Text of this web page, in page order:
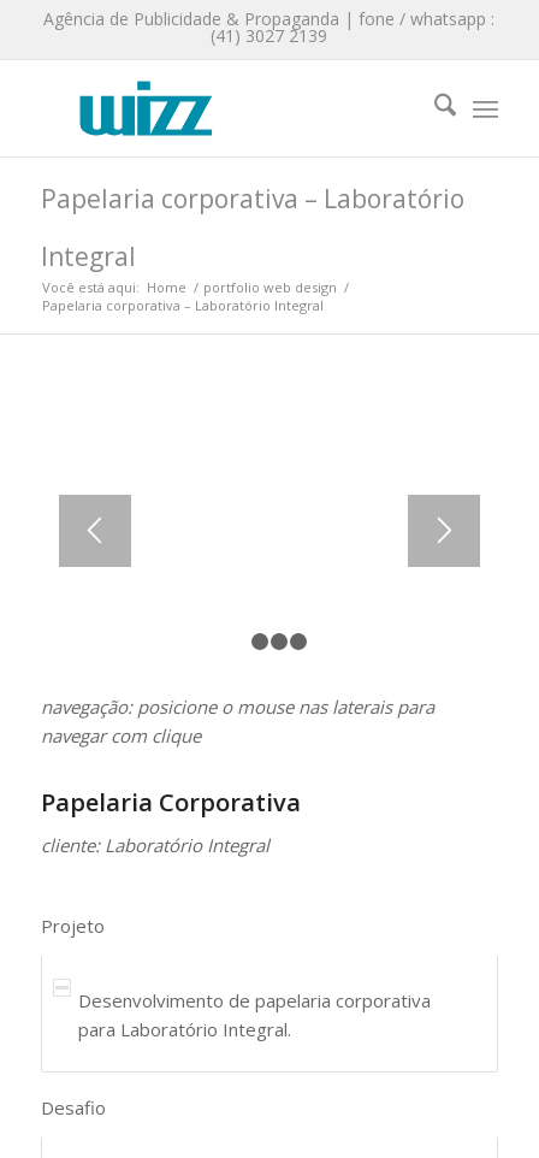
Agência de Publicidade & Propaganda | fone / whatsapp :
(41) 3027 2139
Papelaria corporativa – Laboratório
Integral
Você está aqui: Home / portfolio web design /
Papelaria corporativa – Laboratório Integral
navegação: posicione o mouse nas laterais para
navegar com clique
Papelaria Corporativa
cliente: Laboratório Integral
Projeto
Desenvolvimento de papelaria corporativa
para Laboratório Integral.
Desafio